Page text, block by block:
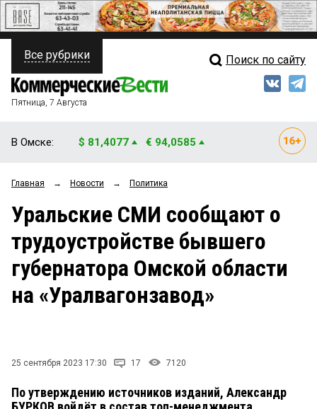
ПОЛИТИКА
ФИНАНСЫ
ОБЩЕСТВО
ЗАКОН
НОВОСТИ КОМПАНИЙ
ПРОИСШЕСТВИЯ
Свежий выпуск
Рейтинги
Блоги
Архив
Все рубрики Поиск по сайту
Пятница, 7 Августа
В Омске: $ 81,4077 € 94,0585
Главная → Новости → Политика
Уральские СМИ сообщают о
трудоустройстве бывшего
губернатора Омской области
на «Уралвагонзавод»
25 сентября 2023 17:30 17 7120
По утверждению источников изданий, Александр